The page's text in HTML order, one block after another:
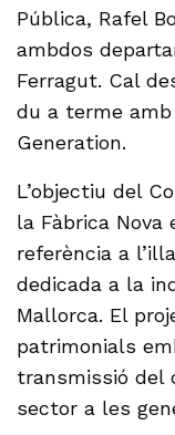
Pública, Rafel
ambdos
Ferragut. Cal
du a terme
Generation.
L’objectiu del
la Fàbrica
referència a
dedicada a la
Mallorca. El
patrimonials
transmissió del
sector a les